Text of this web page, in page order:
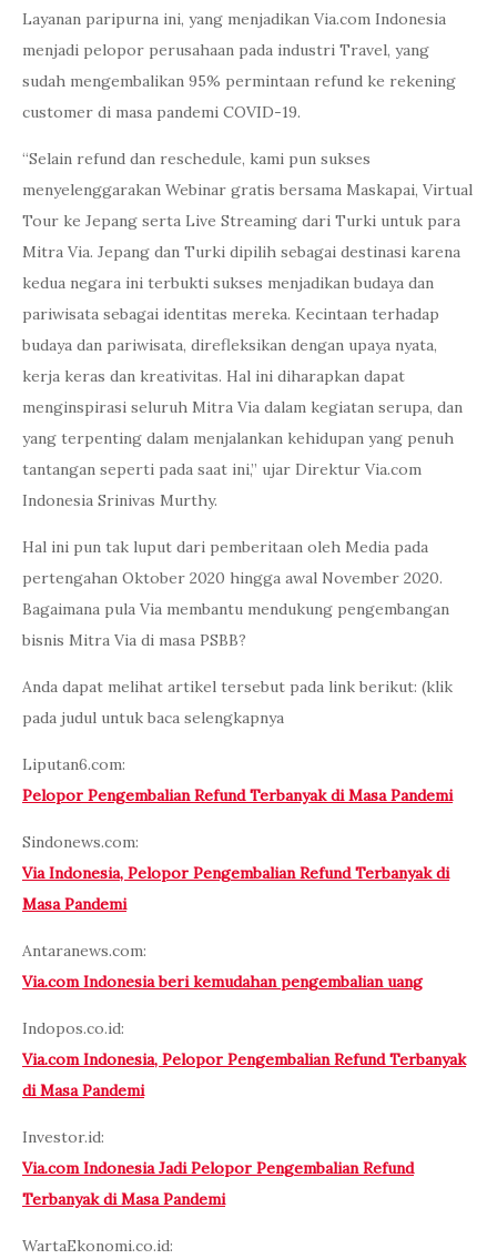
Layanan paripurna ini, yang menjadikan Via.com Indonesia
menjadi pelopor perusahaan pada industri Travel, yang
sudah mengembalikan 95% permintaan refund ke rekening
customer di masa pandemi COVID-19.
“Selain refund dan reschedule, kami pun sukses
menyelenggarakan Webinar gratis bersama Maskapai, Virtual
Tour ke Jepang serta Live Streaming dari Turki untuk para
Mitra Via. Jepang dan Turki dipilih sebagai destinasi karena
kedua negara ini terbukti sukses menjadikan budaya dan
pariwisata sebagai identitas mereka. Kecintaan terhadap
budaya dan pariwisata, direfleksikan dengan upaya nyata,
kerja keras dan kreativitas. Hal ini diharapkan dapat
menginspirasi seluruh Mitra Via dalam kegiatan serupa, dan
yang terpenting dalam menjalankan kehidupan yang penuh
tantangan seperti pada saat ini,” ujar Direktur Via.com
Indonesia Srinivas Murthy.
Hal ini pun tak luput dari pemberitaan oleh Media pada
pertengahan Oktober 2020 hingga awal November 2020.
Bagaimana pula Via membantu mendukung pengembangan
bisnis Mitra Via di masa PSBB?
Anda dapat melihat artikel tersebut pada link berikut: (klik
pada judul untuk baca selengkapnya
Liputan6.com:
Pelopor Pengembalian Refund Terbanyak di Masa Pandemi
Sindonews.com:
Via Indonesia, Pelopor Pengembalian Refund Terbanyak di
Masa Pandemi
Antaranews.com:
Via.com Indonesia beri kemudahan pengembalian uang
Indopos.co.id:
Via.com Indonesia, Pelopor Pengembalian Refund Terbanyak
di Masa Pandemi
Investor.id:
Via.com Indonesia Jadi Pelopor Pengembalian Refund
Terbanyak di Masa Pandemi
WartaEkonomi.co.id: